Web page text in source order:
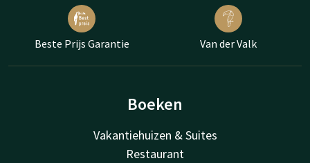
Beste Prijs Garantie Van der Valk
Boeken
Vakantiehuizen & Suites
Restaurant